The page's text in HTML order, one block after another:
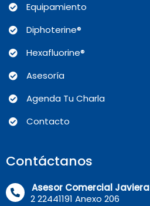
Equipamiento
Diphoterine®
Hexafluorine®
Asesoría
Agenda Tu Charla
Contacto
Contáctanos
Asesor Comercial Javiera
2 22441191 Anexo 206